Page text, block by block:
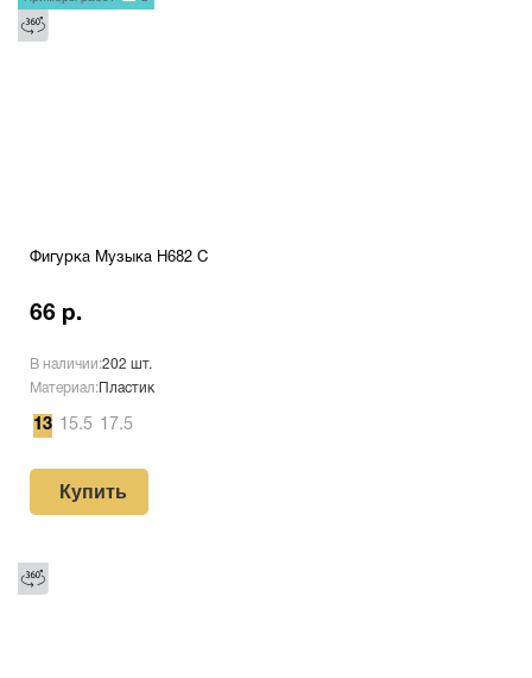
Фигурка Музыка H682 C
66 р.
В наличии:202 шт.
Материал: Пластик
13 15.5 17.5
Купить